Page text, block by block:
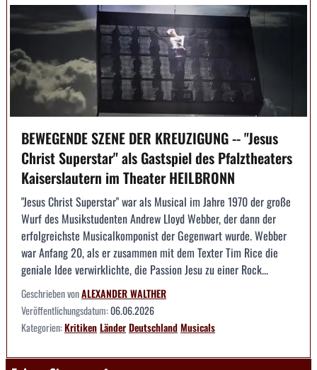
BEWEGENDE SZENE DER KREUZIGUNG -- "Jesus
Christ Superstar" als Gastspiel des Pfalztheaters
Kaiserslautern im Theater HEILBRONN
"Jesus Christ Superstar" war als Musical im Jahre 1970 der große
Wurf des Musikstudenten Andrew Lloyd Webber, der dann der
erfolgreichste Musicalkomponist der Gegenwart wurde. Webber
war Anfang 20, als er zusammen mit dem Texter Tim Rice die
geniale Idee verwirklichte, die Passion Jesu zu einer Rock...
Geschrieben vonALEXANDER WALTHER
Veröffentlichungsdatum:06.06.2026
Kategorien:KritikenLänderDeutschlandMusicals